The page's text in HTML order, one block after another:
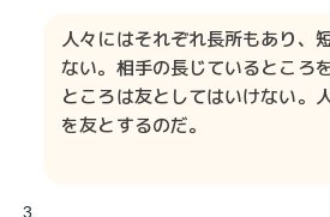
人々にはそれぞれ長所もあり、
ない。相手の長じているところ
ところは友としてはいけない。
を友とするのだ。